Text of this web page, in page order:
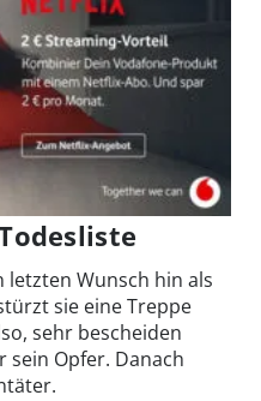
letzten Wunsch hin als
sie eine Treppe
sehr bescheiden
sein Opfer. Danach